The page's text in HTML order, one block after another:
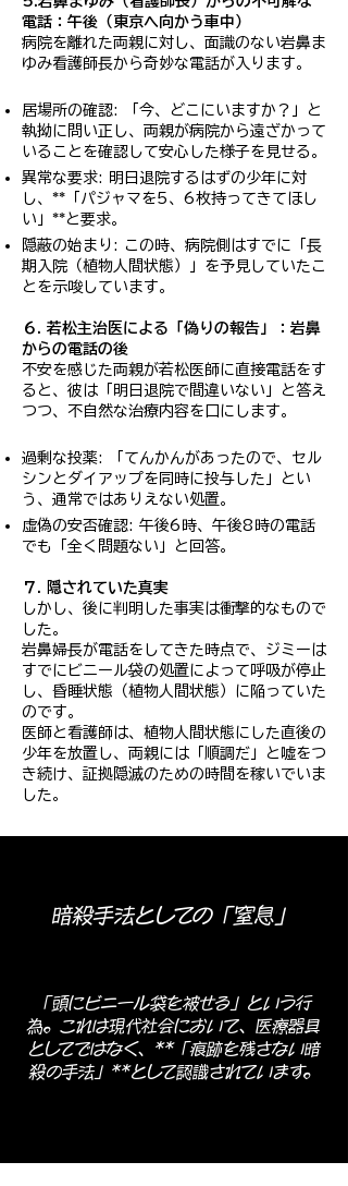
電話：午後（東京へ向かう車中）
病院を離れた両親に対し、面識のない岩鼻ま
ゆみ看護師長から奇妙な電話が入ります。
居場所の確認: 「今、どこにいますか？」と
執拗に問い正し、両親が病院から遠ざかって
いることを確認して安心した様子を見せる。
異常な要求: 明日退院するはずの少年に対
し、**「パジャマを5、6枚持ってきてほし
い」**と要求。
隠蔽の始まり: この時、病院側はすでに「長
期入院（植物人間状態）」を予見していたこ
とを示唆しています。
６. 若松主治医による「偽りの報告」：岩鼻
からの電話の後
不安を感じた両親が若松医師に直接電話をす
ると、彼は「明日退院で間違いない」と答え
つつ、不自然な治療内容を口にします。
過剰な投薬: 「てんかんがあったので、セル
シンとダイアップを同時に投与した」とい
う、通常ではありえない処置。
虚偽の安否確認: 午後6時、午後8時の電話
でも「全く問題ない」と回答。
７. 隠されていた真実
しかし、後に判明した事実は衝撃的なもので
した。
岩鼻婦長が電話をしてきた時点で、ジミーは
すでにビニール袋の処置によって呼吸が停止
し、昏睡状態（植物人間状態）に陥っていた
のです。
医師と看護師は、植物人間状態にした直後の
少年を放置し、両親には「順調だ」と嘘をつ
き続け、証拠隠滅のための時間を稼いでいま
した。
暗殺手法としての「窒息」
「頭にビニール袋を被せる」という行
為。これは現代社会において、医療器具
としてではなく、**「痕跡を残さない暗
殺の手法」**として認識されています。